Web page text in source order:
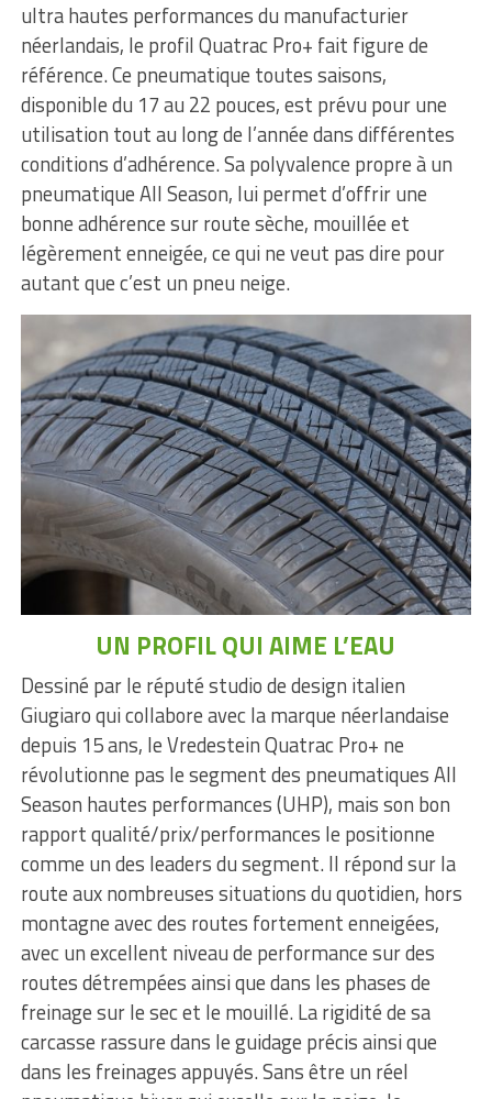
ultra hautes performances du manufacturier
néerlandais, le profil Quatrac Pro+ fait figure de
référence. Ce pneumatique toutes saisons,
disponible du 17 au 22 pouces, est prévu pour une
utilisation tout au long de l’année dans différentes
conditions d’adhérence. Sa polyvalence propre à un
pneumatique All Season, lui permet d’offrir une
bonne adhérence sur route sèche, mouillée et
légèrement enneigée, ce qui ne veut pas dire pour
autant que c’est un pneu neige.
UN PROFIL QUI AIME L’EAU
Dessiné par le réputé studio de design italien
Giugiaro qui collabore avec la marque néerlandaise
depuis 15 ans, le Vredestein Quatrac Pro+ ne
révolutionne pas le segment des pneumatiques All
Season hautes performances (UHP), mais son bon
rapport qualité/prix/performances le positionne
comme un des leaders du segment. Il répond sur la
route aux nombreuses situations du quotidien, hors
montagne avec des routes fortement enneigées,
avec un excellent niveau de performance sur des
routes détrempées ainsi que dans les phases de
freinage sur le sec et le mouillé. La rigidité de sa
carcasse rassure dans le guidage précis ainsi que
dans les freinages appuyés. Sans être un réel